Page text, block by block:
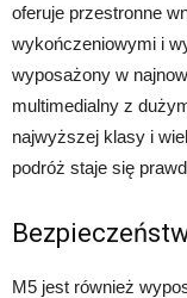
oferuje przestronne
wykończeniowymi i
wyposażony w
multimedialny z
najwyższej klasy i
podróż staje się
M5 jest również